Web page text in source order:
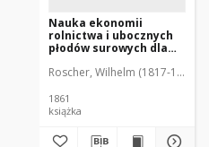
Nauka ekonomii
rolnictwa i ubocznych
płodów surowych dla
nauce i trudniących się
spraw życia
społecznego
Roscher, Wilhelm (1817-1894)
1861
książka